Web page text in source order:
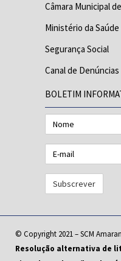
Câmara Municipal
Ministério da
Segurança Social
Canal de Denúncias
BOLETIM
Nome
E-
mail
© Copyright 2021 – SCM
Resolução alternativa de